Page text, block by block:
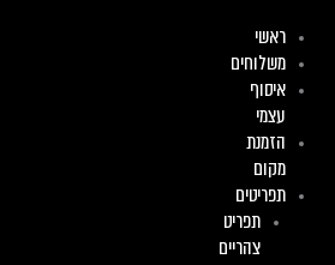
ראשי
משלוחים
איסוף
עצמי
הזמנת
מקום
תפריטים
תפריט
צהריים